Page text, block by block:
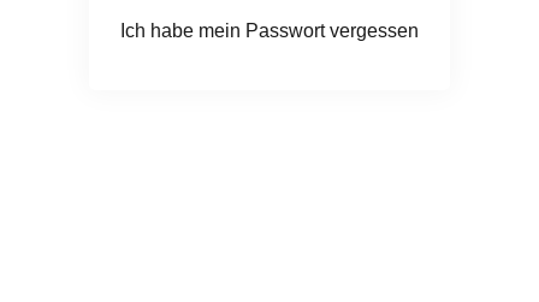
Ich habe mein Passwort vergessen